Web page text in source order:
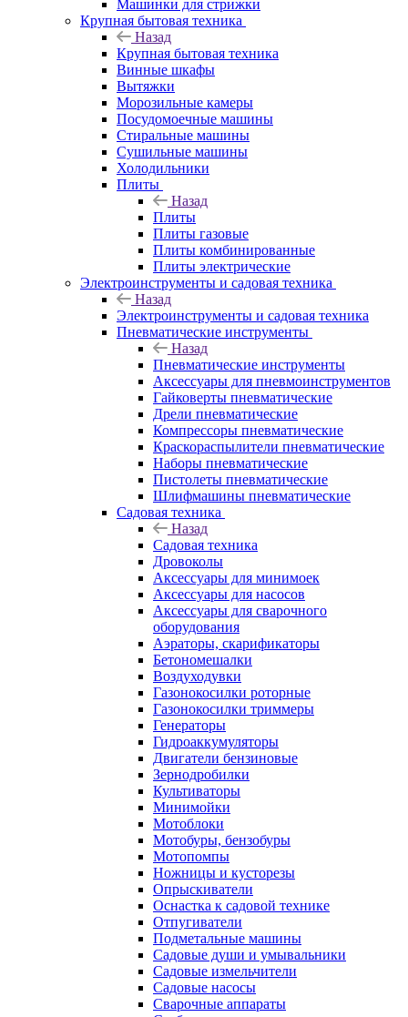
Машинки для стрижки
Крупная бытовая техника
Назад
Крупная бытовая техника
Винные шкафы
Вытяжки
Морозильные камеры
Посудомоечные машины
Стиральные машины
Сушильные машины
Холодильники
Плиты
Назад
Плиты
Плиты газовые
Плиты комбинированные
Плиты электрические
Электроинструменты и садовая техника
Назад
Электроинструменты и садовая техника
Пневматические инструменты
Назад
Пневматические инструменты
Аксессуары для пневмоинструментов
Гайковерты пневматические
Дрели пневматические
Компрессоры пневматические
Краскораспылители пневматические
Наборы пневматические
Пистолеты пневматические
Шлифмашины пневматические
Садовая техника
Назад
Садовая техника
Дровоколы
Аксессуары для минимоек
Аксессуары для насосов
Аксессуары для сварочного
оборудования
Аэраторы, скарификаторы
Бетономешалки
Воздуходувки
Газонокосилки роторные
Газонокосилки триммеры
Генераторы
Гидроаккумуляторы
Двигатели бензиновые
Зернодробилки
Культиваторы
Минимойки
Мотоблоки
Мотобуры, бензобуры
Мотопомпы
Ножницы и кусторезы
Опрыскиватели
Оснастка к садовой технике
Отпугиватели
Подметальные машины
Садовые души и умывальники
Садовые измельчители
Садовые насосы
Сварочные аппараты